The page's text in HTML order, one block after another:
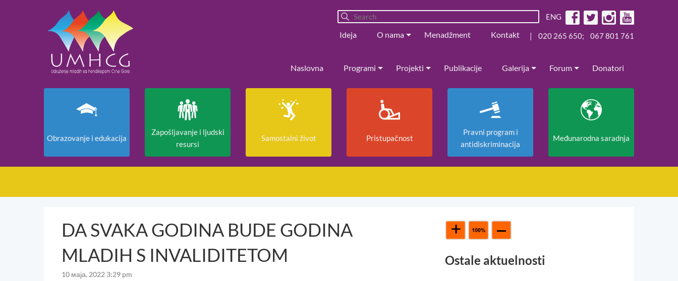
ENG
Ideja O nama Menadžment Kontakt | 020 265 650; 067 801 761
Naslovna Programi Projekti Publikacije Galerija Forum Donatori
Obrazovanje i edukacija
Zapošljavanje i ljudski
resursi
Samostalni život Pristupačnost
Pravni program i
antidiskriminacija
Međunarodna saradnja
DA SVAKA GODINA BUDE GODINA
MLADIH S INVALIDITETOM
10 маја, 2022 3:29 pm
Ostale aktuelnosti